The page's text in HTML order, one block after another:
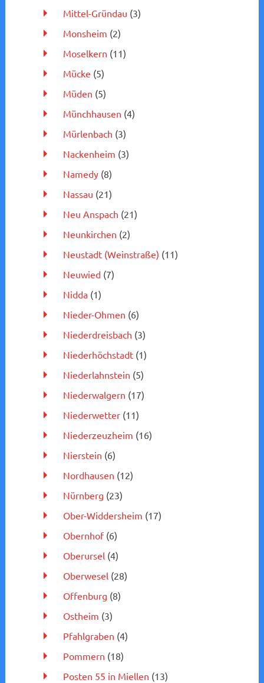
Mittel-Gründau (3)
Monsheim (2)
Moselkern (11)
Mücke (5)
Müden (5)
Münchhausen (4)
Mürlenbach (3)
Nackenheim (3)
Namedy(8)
Nassau (21)
Neu Anspach (21)
Neunkirchen (2)
Neustadt (Weinstraße) (11)
Neuwied(7)
Nidda(1)
Nieder-Ohmen (6)
Niederdreisbach (3)
Niederhöchstadt(1)
Niederlahnstein (5)
Niederwalgern (17)
Niederwetter(11)
Niederzeuzheim (16)
Nierstein (6)
Nordhausen (12)
Nürnberg (23)
Ober-Widdersheim (17)
Obernhof(6)
Oberursel(4)
Oberwesel(28)
Offenburg (8)
Ostheim (3)
Pfahlgraben (4)
Pommern (18)
Posten 55 in Miellen (13)